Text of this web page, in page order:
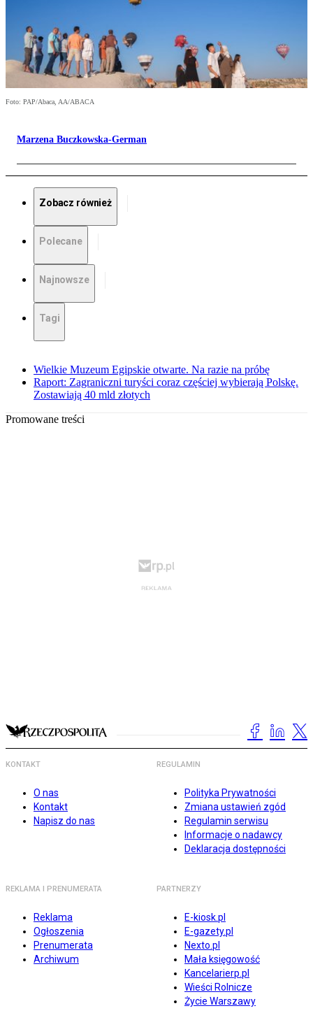
Foto: PAP/Abaca, AA/ABACA
Marzena Buczkowska-German
Zobacz również
Polecane
Najnowsze
Tagi
Wielkie Muzeum Egipskie otwarte. Na razie na próbę
Raport: Zagraniczni turyści coraz częściej wybierają Polskę.
Zostawiają 40 mld złotych
Promowane treści
KONTAKT
O nas
Kontakt
Napisz do nas
REGULAMIN
Polityka Prywatności
Zmiana ustawień zgód
Regulamin serwisu
Informacje o nadawcy
Deklaracja dostępności
REKLAMA I PRENUMERATA
Reklama
Ogłoszenia
Prenumerata
Archiwum
PARTNERZY
E-kiosk.pl
E-gazety.pl
Nexto.pl
Mała księgowość
Kancelarierp.pl
Wieści Rolnicze
Życie Warszawy